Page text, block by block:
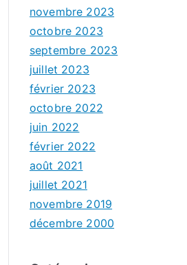
novembre 2023
octobre 2023
septembre 2023
juillet 2023
février 2023
octobre 2022
juin 2022
février 2022
août 2021
juillet 2021
novembre 2019
décembre 2000